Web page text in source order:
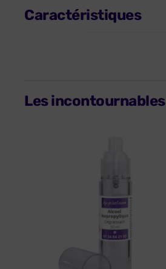
Caractéristiques
Les incontournables